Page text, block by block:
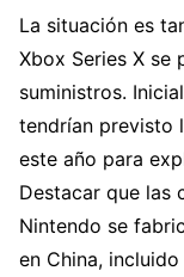
La situación es
Xbox Series X se
suministros.
tendrían previsto
este año para
Destacar que las
Nintendo se
en China,